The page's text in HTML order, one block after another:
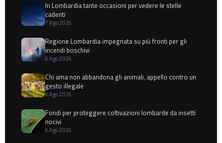
In Lombardia tante occasioni per vedere le stelle
cadenti
7 Ago 2026
Regione Lombardia impegnata su più fronti per gli
incendi boschivi
6 Ago 2026
Chi ama non abbandona gli animali, appello contro un
gesto illegale
6 Ago 2026
Fondi per proteggere coltivazioni lombarde da insetti
nocivi
6 Ago 2026